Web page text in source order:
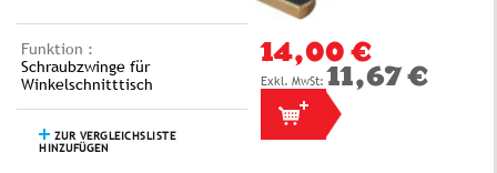
Funktion :
Schraubzwinge für
Winkelschnitttisch
ZUR VERGLEICHSLISTE
HINZUFÜGEN
14,00 €
11,67 €